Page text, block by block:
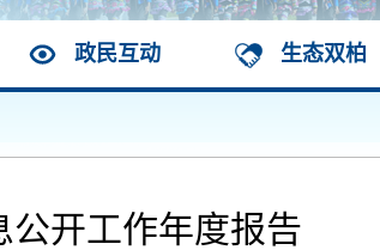
政民互动 生态双柏
公开工作年度报告